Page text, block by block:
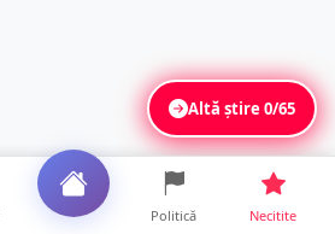
Altă știre0/65
Politică Necitite